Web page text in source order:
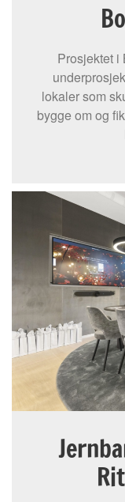
Prosjektet i
lokaler som
bygge om og